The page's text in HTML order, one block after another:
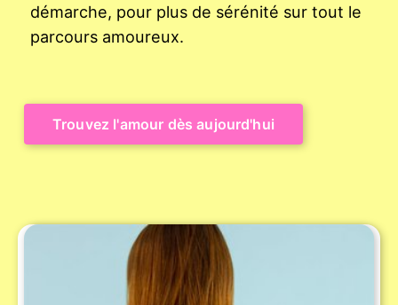
démarche, pour plus de sérénité sur tout le
parcours amoureux.
Trouvez l'amour dès aujourd'hui